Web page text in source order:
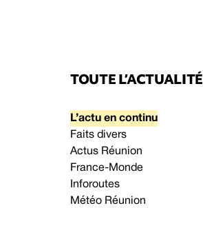
TOUTE L’ACTUALITÉ
L’actu en continu
Faits divers
Actus Réunion
France-Monde
Inforoutes
Météo Réunion